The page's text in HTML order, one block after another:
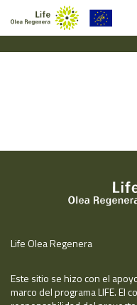
Solicitud
Life Olea Regenera
Este sitio se hizo con el
marco del programa LIFE. El